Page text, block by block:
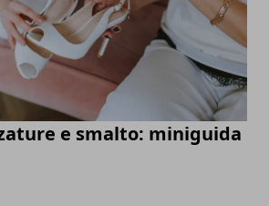
e smalto: miniguida